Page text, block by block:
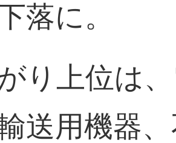
落に。
り上位は
送用機器